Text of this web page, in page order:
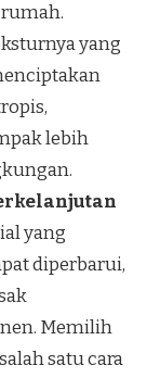
yang
lebih
yang
diperbarui,
Memilih
satu cara